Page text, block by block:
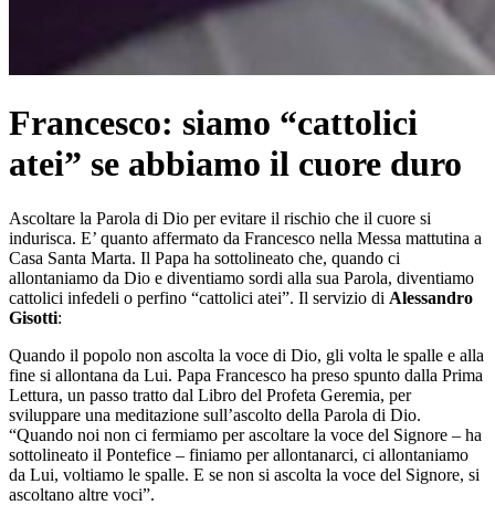
Francesco: siamo “cattolici
atei” se abbiamo il cuore duro
Ascoltare la Parola di Dio per evitare il rischio che il cuore si
indurisca. E’ quanto affermato da Francesco nella Messa mattutina a
Casa Santa Marta. Il Papa ha sottolineato che, quando ci
allontaniamo da Dio e diventiamo sordi alla sua Parola, diventiamo
cattolici infedeli o perfino “cattolici atei”. Il servizio di Alessandro
Gisotti:
Quando il popolo non ascolta la voce di Dio, gli volta le spalle e alla
fine si allontana da Lui. Papa Francesco ha preso spunto dalla Prima
Lettura, un passo tratto dal Libro del Profeta Geremia, per
sviluppare una meditazione sull’ascolto della Parola di Dio.
“Quando noi non ci fermiamo per ascoltare la voce del Signore – ha
sottolineato il Pontefice – finiamo per allontanarci, ci allontaniamo
da Lui, voltiamo le spalle. E se non si ascolta la voce del Signore, si
ascoltano altre voci”.